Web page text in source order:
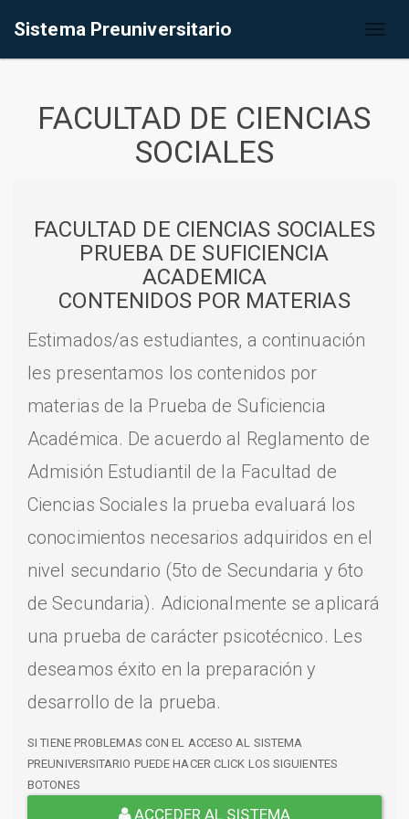
Sistema Preuniversitario
FACULTAD DE CIENCIAS
SOCIALES
FACULTAD DE CIENCIAS SOCIALES
PRUEBA DE SUFICIENCIA
ACADEMICA
CONTENIDOS POR MATERIAS
Estimados/as estudiantes, a continuación
les presentamos los contenidos por
materias de la Prueba de Suficiencia
Académica. De acuerdo al Reglamento de
Admisión Estudiantil de la Facultad de
Ciencias Sociales la prueba evaluará los
conocimientos necesarios adquiridos en el
nivel secundario (5to de Secundaria y 6to
de Secundaria). Adicionalmente se aplicará
una prueba de carácter psicotécnico. Les
deseamos éxito en la preparación y
desarrollo de la prueba.
SI TIENE PROBLEMAS CON EL ACCESO AL SISTEMA
PREUNIVERSITARIO PUEDE HACER CLICK LOS SIGUIENTES
BOTONES
ACCEDER AL SISTEMA